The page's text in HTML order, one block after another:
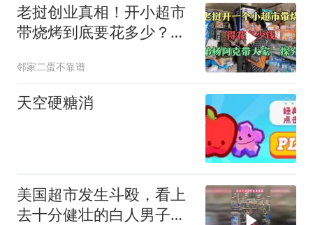
老挝创业真相！开小超市
带烧烤到底要花多少？三
邻家二蛋不靠谱
天空硬糖消
美国超市发生斗殴，看上
去十分健壮的白人男子竟